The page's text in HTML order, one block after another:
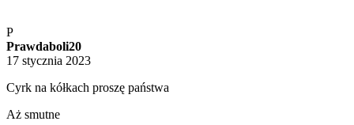
P
Prawdaboli20
17 stycznia 2023
Cyrk na kółkach proszę państwa
Aż smutne